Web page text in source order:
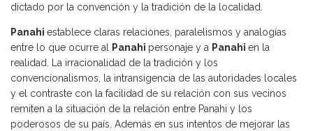
dictado por la convención y la tradición de la localidad.
Panahi establece claras relaciones, paralelismos y analogías
entre lo que ocurre al
Panahi personaje y a Panahi en la
realidad. La irracionalidad de la tradición y los
convencionalismos, la intransigencia de las autoridades locales
y el contraste con la facilidad de su relación con sus vecinos
remiten a la situación de la relación entre Panahi y los
poderosos de su país. Además en sus intentos de mejorar las